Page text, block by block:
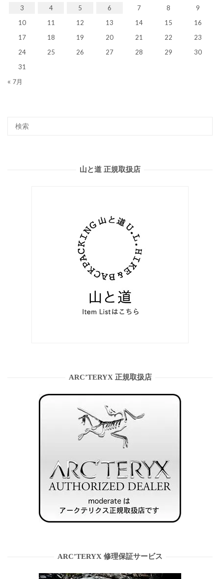
3 4 5 6 7 8
9
10
11 12 13 14 15
16
17
18 19 20 21 22
23
24
25 26 27 28 29
30
31
« 7月
山と道 正規取扱店
ARC’TERYX 正規取扱店
ARC’TERYX 修理保証サービス